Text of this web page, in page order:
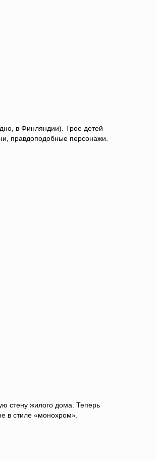
в Финляндии). Трое детей
правдоподобные персонажи.
стену жилого дома. Теперь
в стиле «монохром».